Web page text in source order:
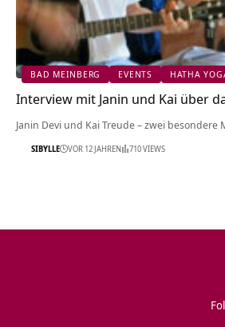
BAD MEINBERG EVENTS HATHA
Interview mit Janin und Kai über
Janin Devi und Kai Treude – zwei besondere
SIBYLLE VOR 12 JAHREN 710 VIEWS